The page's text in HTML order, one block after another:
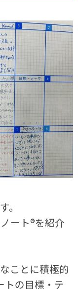
。
ート®を紹介
ことに積極的
トの目標・テ